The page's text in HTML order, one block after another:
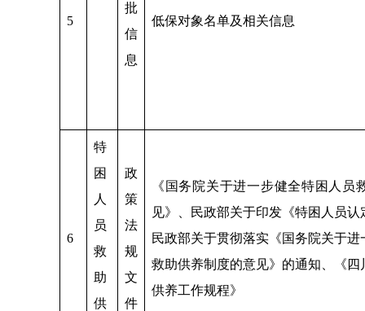
5
批
信
息
低保对象名单及相关信息
6
特
困
人
员
救
助
供
政
策
法
规
文
件
《国务院关于进一步健全特困人员
见》、民政部关于印发《特困人员
民政部关于贯彻落实《国务院关于
救助供养制度的意见》的通知、《四
供养工作规程》